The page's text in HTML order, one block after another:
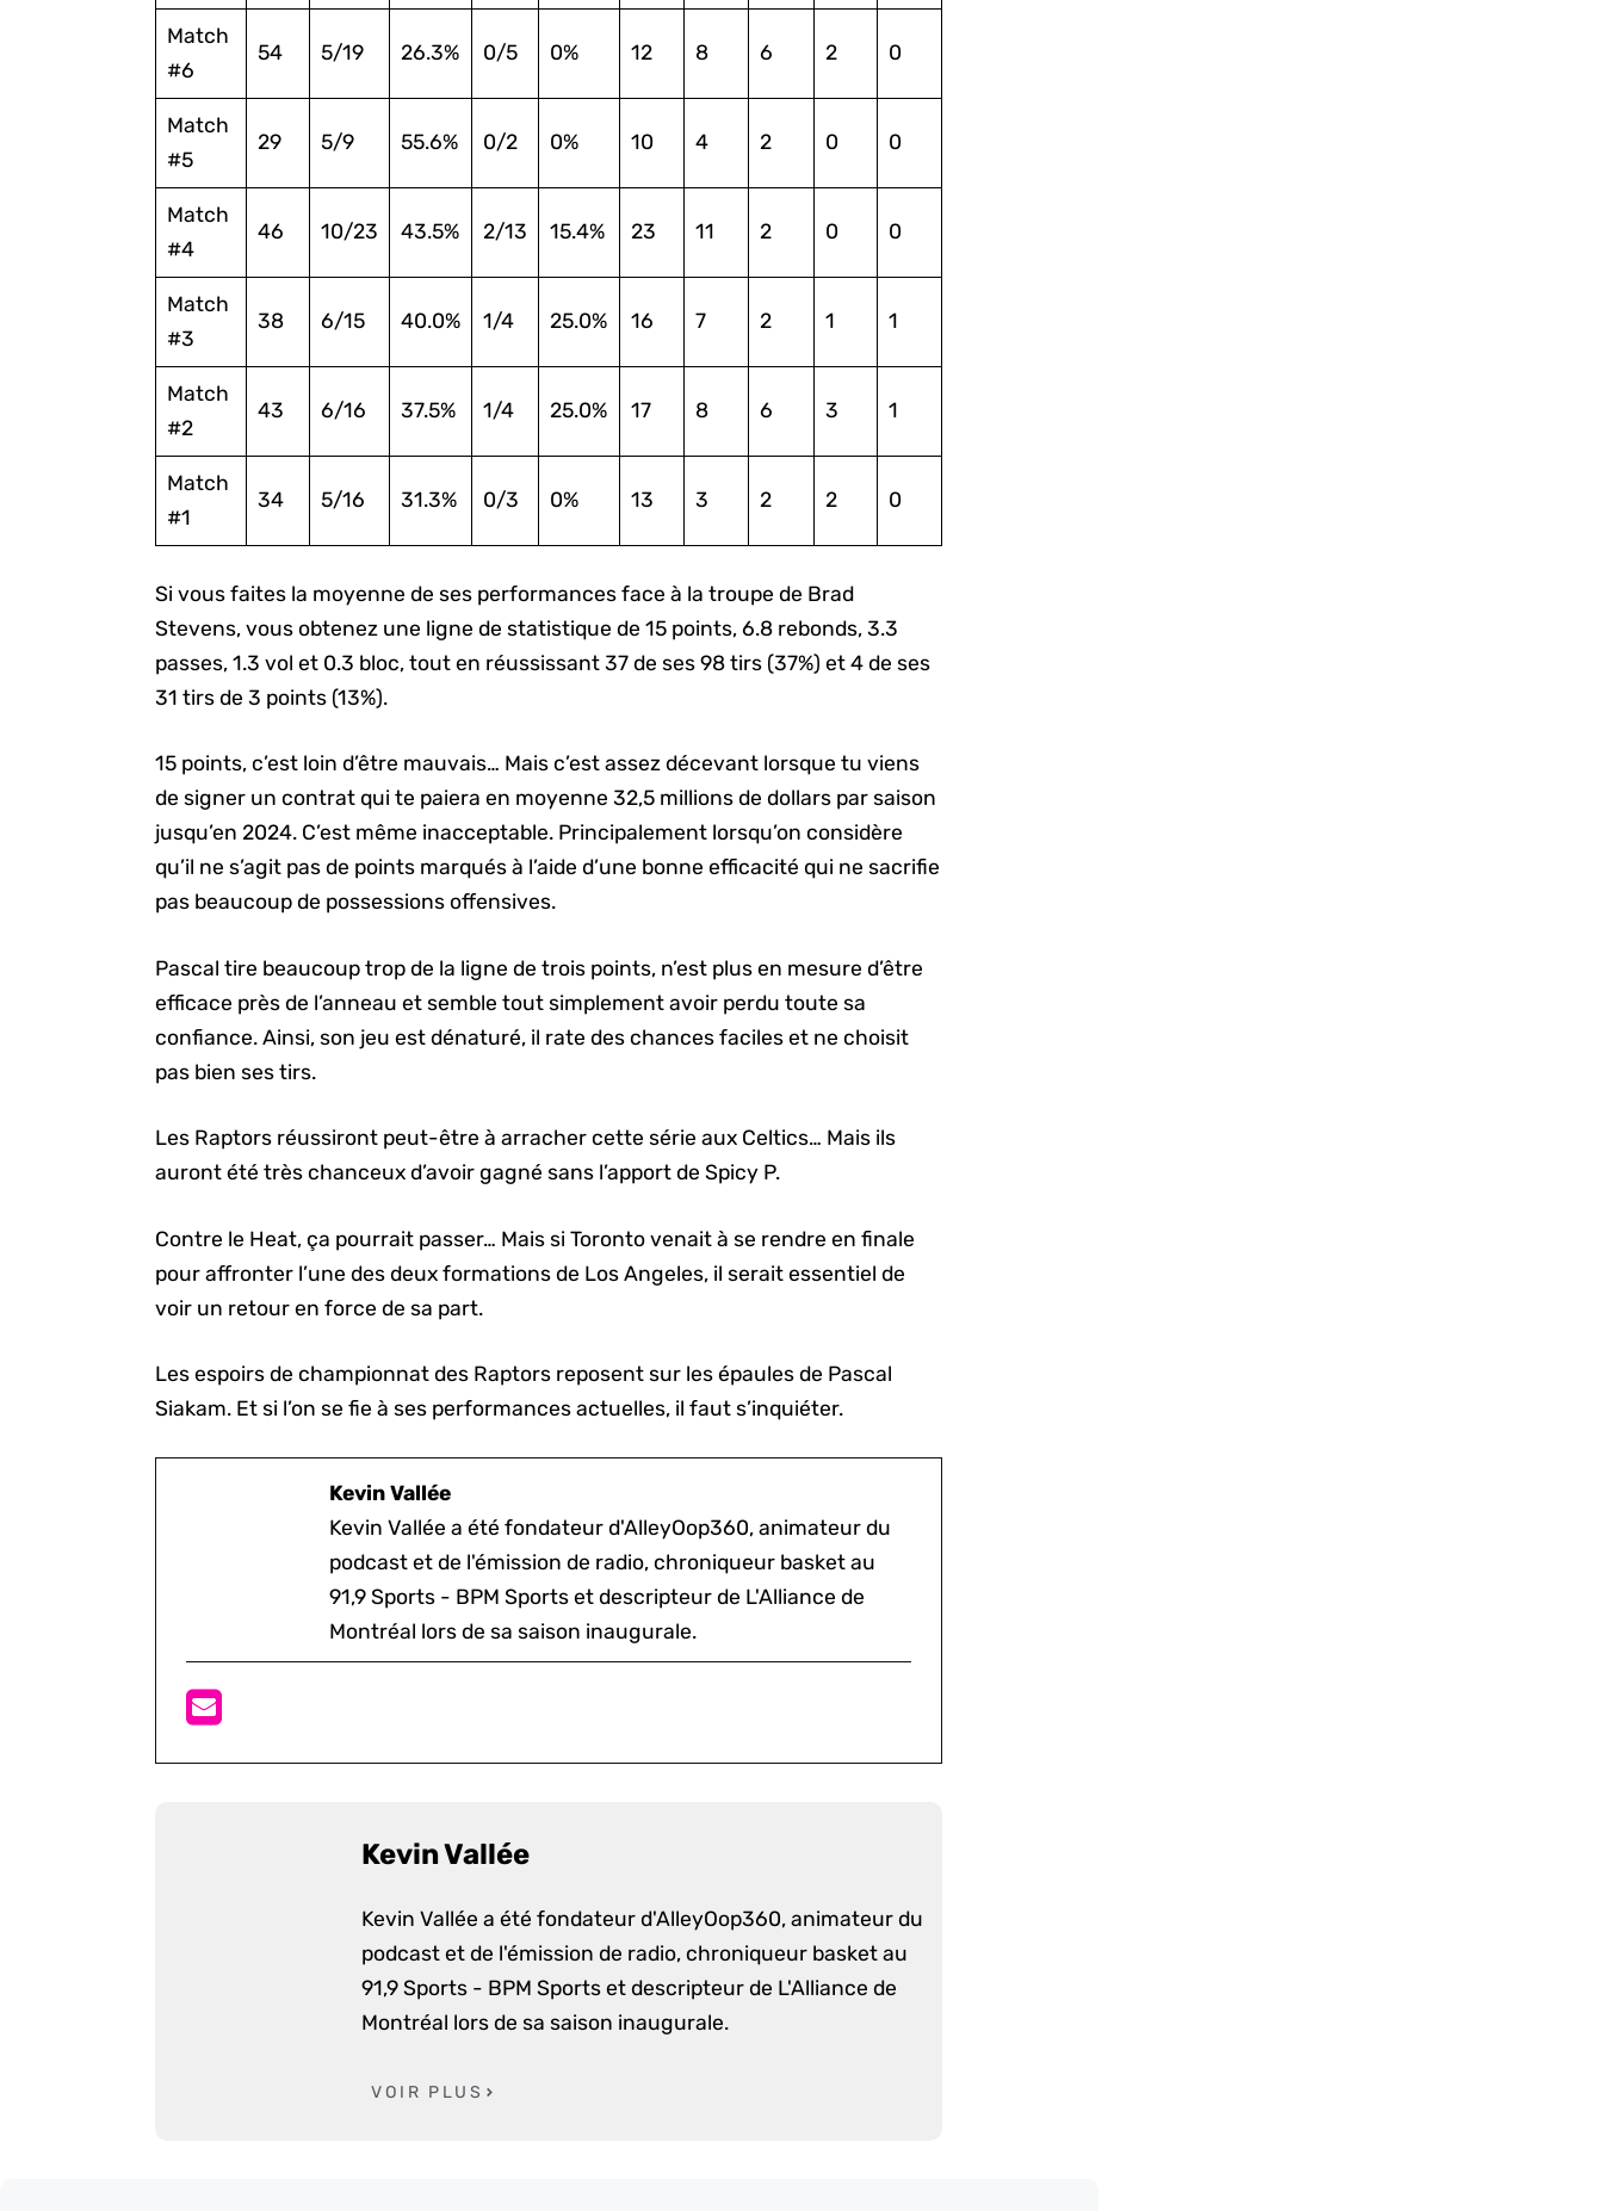
Match
#6
54 5/19 26.3% 0/5 0% 12 8 6 2 0
Match
#5
29 5/9 55.6% 0/2 0% 10 4 2 0 0
Match
#4
46 10/23 43.5% 2/13 15.4% 23 11 2 0 0
Match
#3
38 6/15 40.0% 1/4 25.0% 16 7 2 1 1
Match
#2
43 6/16 37.5% 1/4 25.0% 17 8 6 3 1
Match
#1
34 5/16 31.3% 0/3 0% 13 3 2 2 0
Si vous faites la moyenne de ses performances face à la troupe de Brad
Stevens, vous obtenez une ligne de statistique de 15 points, 6.8 rebonds, 3.3
passes, 1.3 vol et 0.3 bloc, tout en réussissant 37 de ses 98 tirs (37%) et 4 de ses
31 tirs de 3 points (13%).
15 points, c’est loin d’être mauvais… Mais c’est assez décevant lorsque tu viens
de signer un contrat qui te paiera en moyenne 32,5 millions de dollars par saison
jusqu’en 2024. C’est même inacceptable. Principalement lorsqu’on considère
qu’il ne s’agit pas de points marqués à l’aide d’une bonne efficacité qui ne sacrifie
pas beaucoup de possessions offensives.
Pascal tire beaucoup trop de la ligne de trois points, n’est plus en mesure d’être
efficace près de l’anneau et semble tout simplement avoir perdu toute sa
confiance. Ainsi, son jeu est dénaturé, il rate des chances faciles et ne choisit
pas bien ses tirs.
Les Raptors réussiront peut-être à arracher cette série aux Celtics… Mais ils
auront été très chanceux d’avoir gagné sans l’apport de Spicy P.
Contre le Heat, ça pourrait passer… Mais si Toronto venait à se rendre en finale
pour affronter l’une des deux formations de Los Angeles, il serait essentiel de
voir un retour en force de sa part.
Les espoirs de championnat des Raptors reposent sur les épaules de Pascal
Siakam. Et si l’on se fie à ses performances actuelles, il faut s’inquiéter.
Kevin Vallée
Kevin Vallée a été fondateur d'AlleyOop360, animateur du
podcast et de l'émission de radio, chroniqueur basket au
91,9 Sports - BPM Sports et descripteur de L'Alliance de
Montréal lors de sa saison inaugurale.
Kevin Vallée
Kevin Vallée a été fondateur d'AlleyOop360, animateur du
podcast et de l'émission de radio, chroniqueur basket au
91,9 Sports - BPM Sports et descripteur de L'Alliance de
Montréal lors de sa saison inaugurale.
VOIR PLUS